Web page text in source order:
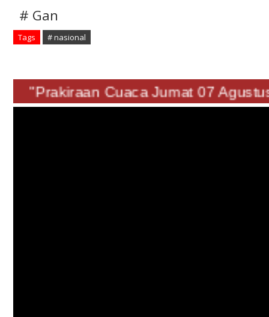
# Gan
Tags # nasional
"Prakiraan Cuaca Jumat 07